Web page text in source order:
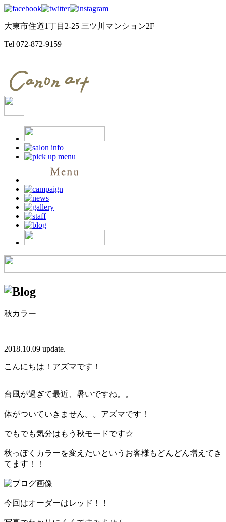
大東市住道1丁目2-25 三ツ川マンション2F
Tel 072-872-9159
秋カラー
2018.10.09 update.
こんにちは！アズマです！
台風が過ぎて最近、暑いですね。。
体がついていきません。。アズマです！
でもでも気分はもう秋モードです☆
秋っぽくカラーを変えたいというお客様もどんどん増えてき
てます！！
今回はオーダーはレッド！！